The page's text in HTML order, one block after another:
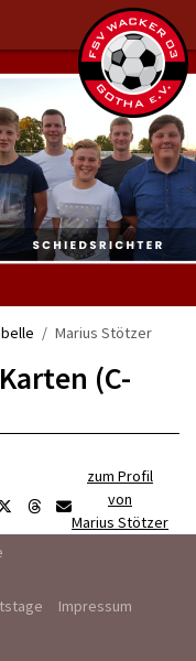
Marius Stötzer
(C-
zum Profil
von
Marius Stötzer
Impressum